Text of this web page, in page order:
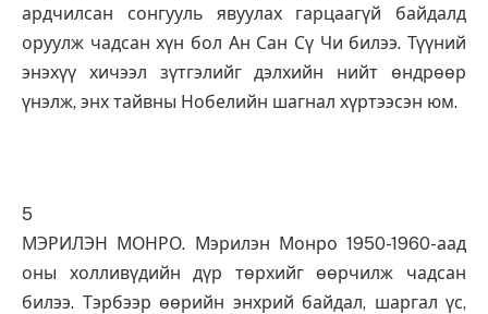
ардчилсан сонгууль явуулах гарцаагүй байдалд
оруулж чадсан хүн бол Ан Сан Сү Чи билээ. Түүний
энэхүү хичээл зүтгэлийг дэлхийн нийт өндрөөр
үнэлж, энх тайвны Нобелийн шагнал хүртээсэн юм.
5
МЭРИЛЭН МОНРО. Мэрилэн Монро 1950-1960-аад
оны холливүдийн дүр төрхийг өөрчилж чадсан
билээ. Тэрбээр өөрийн энхрий байдал, шаргал үс,